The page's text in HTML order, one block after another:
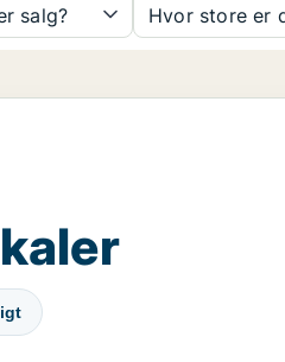
salg? Hvor store er